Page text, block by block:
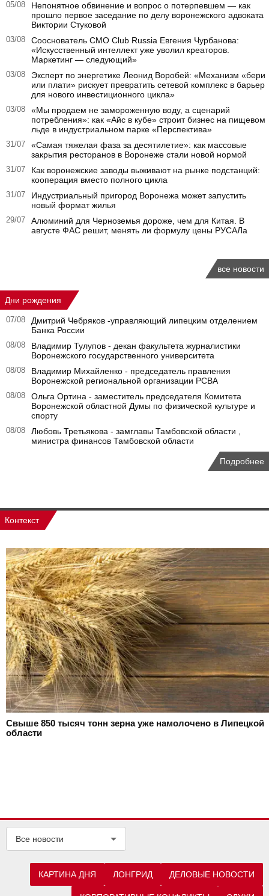
05/08
Непонятное обвинение и вопрос о потерпевшем — как
прошло первое заседание по делу воронежского адвоката
Виктории Стуковой
03/08
Сооснователь CMO Club Russia Евгения Чурбанова:
«Искусственный интеллект уже уволил креаторов.
Маркетинг — следующий»
03/08
Эксперт по энергетике Леонид Воробей: «Механизм «бери
или плати» рискует превратить сетевой комплекс в барьер
для нового инвестиционного цикла»
03/08
«Мы продаем не замороженную воду, а сценарий
потребления»: как «Айс в кубе» строит бизнес на пищевом
льде в индустриальном парке «Перспектива»
31/07
«Самая тяжелая фаза за десятилетие»: как массовые
закрытия ресторанов в Воронеже стали новой нормой
31/07
Как воронежские заводы выживают на рынке подстанций:
кооперация вместо полного цикла
31/07
Индустриальный пригород Воронежа может запустить
новый формат жилья
29/07
Алюминий для Черноземья дороже, чем для Китая. В
августе ФАС решит, менять ли формулу цены РУСАЛа
все новости
Дни рождения
07/08
Дмитрий Чебряков -управляющий липецким отделением
Банка России
08/08
Владимир Тулупов - декан факультета журналистики
Воронежского государственного университета
08/08
Владимир Михайленко - председатель правления
Воронежской региональной организации РСВА
08/08
Ольга Ортина - заместитель председателя Комитета
Воронежской областной Думы по физической культуре и
спорту
08/08
Любовь Третьякова - замглавы Тамбовской области ,
министра финансов Тамбовской области
Подробнее
Контекст
Свыше 850 тысяч тонн зерна уже намолочено в Липецкой
области
Все новости
КАРТИНА ДНЯ ЛОНГРИД ДЕЛОВЫЕ НОВОСТИ